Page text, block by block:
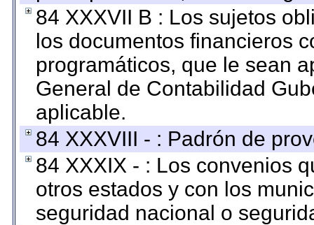
84 XXXVII B : Los sujetos
los documentos financieros
programáticos, que le sean
General de Contabilidad
aplicable.
84 XXXVIII - : Padrón de
84 XXXIX - : Los convenios
otros estados y con los
seguridad nacional o